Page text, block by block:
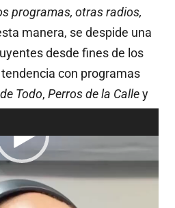
programas, otras radios,
manera, se despide una
desde fines de los
con programas
Todo, Perros de la Calley